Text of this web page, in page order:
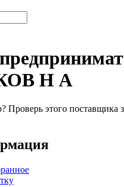
Н А
Проверь этого поставщика